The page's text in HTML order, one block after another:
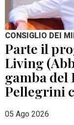
CONSIGLIO DEI
Parte il
Living
gamba del
Pellegrini
05 Ago 2026